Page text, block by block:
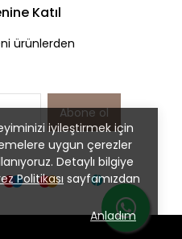
iyileştirmek için
uygun çerezler
Detaylı bilgiye
Politikası sayfamızdan
Anladım
Katıl
ürünlerden
Abone ol